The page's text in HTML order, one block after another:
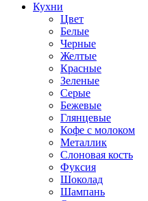
Кухни
Цвет
Белые
Черные
Желтые
Красные
Зеленые
Серые
Бежевые
Глянцевые
Кофе с молоком
Металлик
Слоновая кость
Фуксия
Шоколад
Шампань